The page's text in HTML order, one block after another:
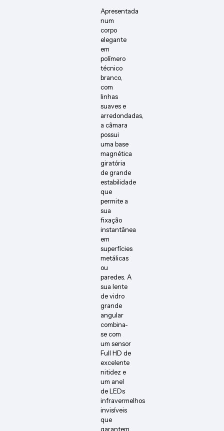
Apresentada
num
corpo
elegante
em
polímero
técnico
branco,
com
linhas
suaves e
arredondadas,
a câmara
possui
uma base
magnética
giratória
de grande
estabilidade
que
permite a
sua
fixação
instantânea
em
superfícies
metálicas
ou
paredes. A
sua lente
de vidro
grande
angular
combina-
se com
um sensor
Full HD de
excelente
nitidez e
um anel
de LEDs
infravermelhos
invisíveis
que
garantem